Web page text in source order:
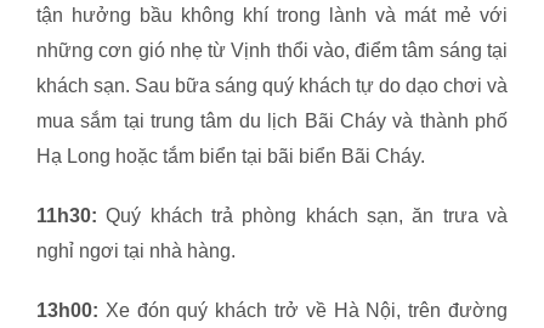
tận hưởng bầu không khí trong lành và mát mẻ với
những cơn gió nhẹ từ Vịnh thổi vào, điểm tâm sáng tại
khách sạn. Sau bữa sáng quý khách tự do dạo chơi và
mua sắm tại trung tâm du lịch Bãi Cháy và thành phố
Hạ Long hoặc tắm biển tại bãi biển Bãi Cháy.
11h30: Quý khách trả phòng khách sạn, ăn trưa và
nghỉ ngơi tại nhà hàng.
13h00: Xe đón quý khách trở về Hà Nội, trên đường